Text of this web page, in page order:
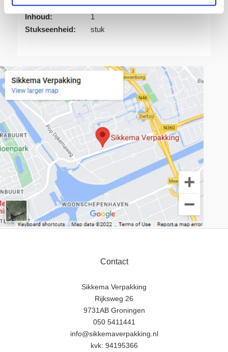
Uitvoering:
150x100x70mm
Inhoud:
1
Stukseenheid:
stuk
Contact
Sikkema Verpakking
Rijksweg 26
9731AB Groningen
050 5411441
info@sikkemaverpakking.nl
kvk: 94195366